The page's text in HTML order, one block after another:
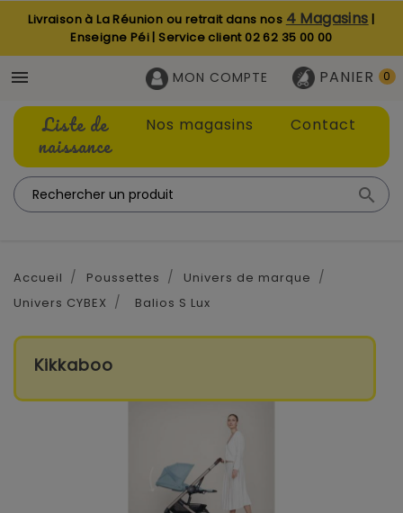
Livraison à La Réunion ou retrait dans nos 4 Magasins |
Enseigne Péi | Service client02 62 35 00 00
 PANIER 0
MON COMPTE
Liste de
naissance
Nos magasins Contact

Accueil Poussettes
Univers de marque
Univers CYBEX
Balios S Lux
Kikkaboo